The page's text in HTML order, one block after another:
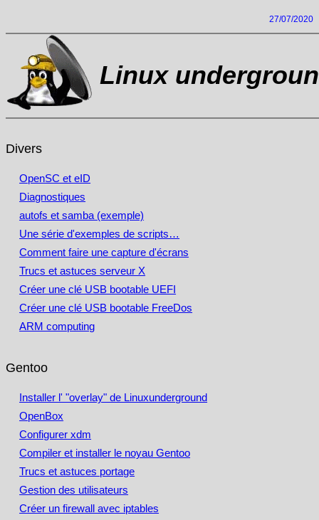
27/07/2020
Linux
Divers
OpenSC et eID
Diagnostiques
autofs et samba (exemple)
Une série d'exemples de scripts…
Comment faire une capture d'écrans
Trucs et astuces serveur X
Créer une clé USB bootable UEFI
Créer une clé USB bootable FreeDos
ARM computing
Gentoo
Installer l' "overlay" de Linuxunderground
OpenBox
Configurer xdm
Compiler et installer le noyau Gentoo
Trucs et astuces portage
Gestion des utilisateurs
Créer un firewall avec iptables